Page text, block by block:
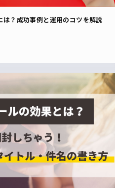
？成功事例と運用のコツを解説